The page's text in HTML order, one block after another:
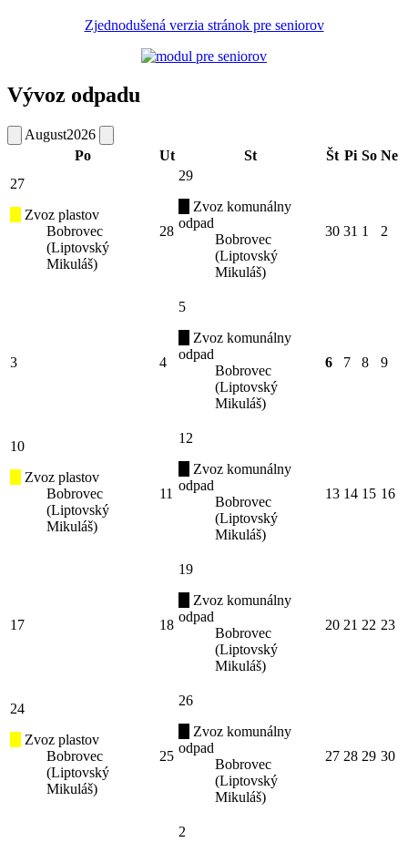
Zjednodušená verzia stránok pre seniorov
Vývoz odpadu
August2026
Po
Ut St Št Pi So Ne
27
Zvoz plastov
Bobrovec
(Liptovský
Mikuláš)
28
29
Zvoz komunálny
odpad
Bobrovec
(Liptovský
Mikuláš)
30 31 1 2
3 4
5
Zvoz komunálny
odpad
Bobrovec
(Liptovský
Mikuláš)
6 7 8 9
10
Zvoz plastov
Bobrovec
(Liptovský
Mikuláš)
11
12
Zvoz komunálny
odpad
Bobrovec
(Liptovský
Mikuláš)
13 14 15 16
17 18
19
Zvoz komunálny
odpad
Bobrovec
(Liptovský
Mikuláš)
20 21 22 23
24
Zvoz plastov
Bobrovec
(Liptovský
Mikuláš)
25
26
Zvoz komunálny
odpad
Bobrovec
(Liptovský
Mikuláš)
27 28 29 30
2